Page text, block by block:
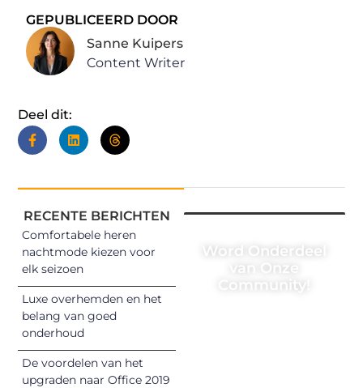
GEPUBLICEERD DOOR
Sanne Kuipers
Content Writer
Deel dit:
RECENTE BERICHTEN
Comfortabele heren
nachtmode kiezen voor
elk seizoen
Luxe overhemden en het
belang van goed
onderhoud
De voordelen van het
upgraden naar Office 2019
Word Onderdeel
van Onze
Community!